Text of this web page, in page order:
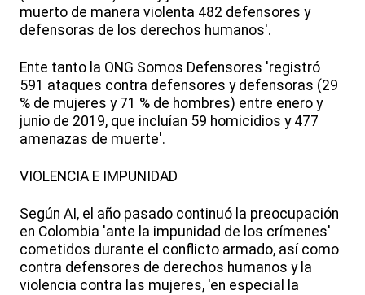
muerto de manera violenta 482 defensores y
defensoras de los derechos humanos'.
Ente tanto la ONG Somos Defensores 'registró
591 ataques contra defensores y defensoras (29
% de mujeres y 71 % de hombres) entre enero y
junio de 2019, que incluían 59 homicidios y 477
amenazas de muerte'.
VIOLENCIA E IMPUNIDAD
Según AI, el año pasado continuó la preocupación
en Colombia 'ante la impunidad de los crímenes'
cometidos durante el conflicto armado, así como
contra defensores de derechos humanos y la
violencia contra las mujeres, 'en especial la